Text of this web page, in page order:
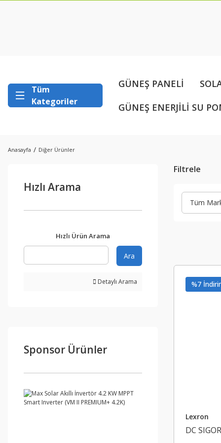
Tüm
Kategoriler
GÜNEŞ PANELİ
GÜNEŞ ENERJİLİ SU
Anasayfa Diğer Ürünler
Hızlı Arama
Hızlı Ürün Arama
Ara
Detaylı Arama
Sponsor Ürünler
Filtrele
Tüm
%7
Lexron
DC